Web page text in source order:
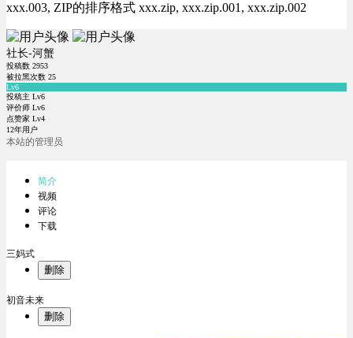
xxx.003, ZIP的排序格式 xxx.zip, xxx.zip.001, xxx.zip.002
社长-河蟹
投稿数 2953
被拉黑次数 25
Lv6
投稿主 Lv6
评价师 Lv6
点赞家 Lv4
12年用户
本站的管理员
简介
视频
评论
下载
三妈式
删除
初音未来
删除